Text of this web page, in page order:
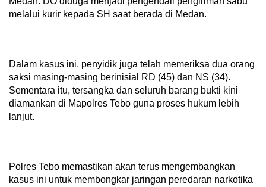
melalui kurir kepada SH saat berada di Medan.
Dalam kasus ini, penyidik juga telah memeriksa dua orang
saksi masing-masing berinisial RD (45) dan NS (34).
Sementara itu, tersangka dan seluruh barang bukti kini
diamankan di Mapolres Tebo guna proses hukum lebih
lanjut.
Polres Tebo memastikan akan terus mengembangkan
kasus ini untuk membongkar jaringan peredaran narkotika